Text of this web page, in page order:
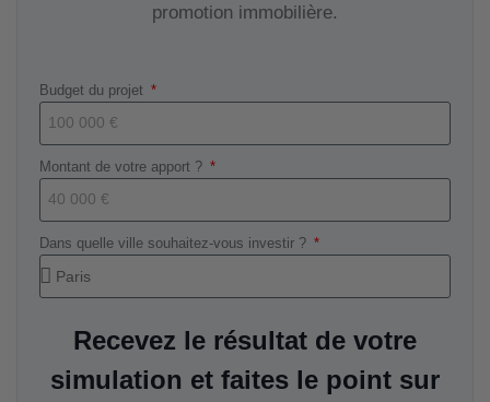
promotion immobilière.
Budget du projet
Montant de votre apport ?
Dans quelle ville souhaitez-vous investir ?
Recevez le résultat de votre
simulation et faites le point sur